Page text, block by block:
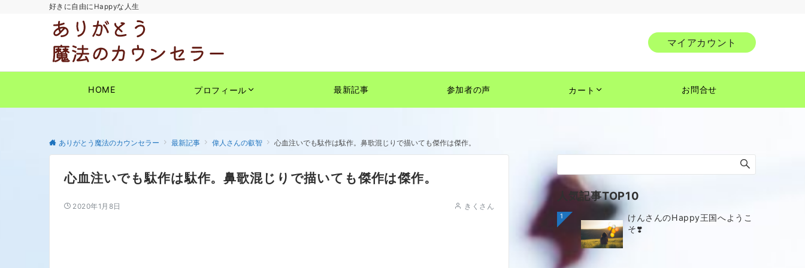
好きに自由にHappyな人生
マイアカウント
HOME プロフィール 最新記事 参加者の声 カート お問合せ
ありがとう魔法のカウンセラー 最新記事 偉人さんの叡智 心血注いでも駄作は駄作。鼻歌混じりで描いても傑作は傑作。
心血注いでも駄作は駄作。鼻歌混じりで描いても傑作は傑作。
2020年1月8日 きくさん
人気記事TOP10
1
けんさんのHappy王国へようこ
そ❣️